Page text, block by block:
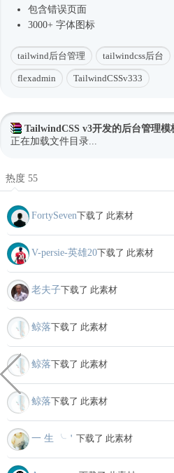
包含错误页面
3000+ 字体图标
tailwind后台管理 tailwindcss后台
flexadmin TailwindCSSv333
TailwindCSS v3开发的后台管理模
正在加载文件目录...
热度 55
FortySeven下载了 此素材
V-persie-英雄20下载了 此素材
老夫子下载了 此素材
鲸落下载了 此素材
鲸落下载了 此素材
鲸落下载了 此素材
一 生 ╰＇ 下载了 此素材